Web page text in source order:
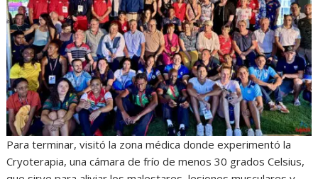
Para terminar, visitó la zona médica donde experimentó la
Cryoterapia, una cámara de frío de menos 30 grados Celsius,